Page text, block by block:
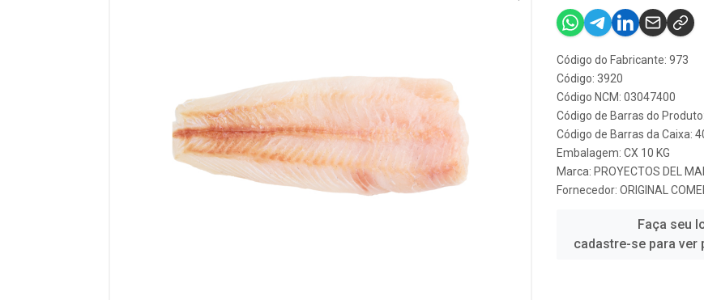
Código do Fabricante: 973
Código: 3920
Código NCM: 03047400
Código de Barras do
Código de Barras da Caixa:
Embalagem: CX 10 KG
Marca: PROYECTOS DEL
Fornecedor: ORIGINAL
Faça seu
cadastre-se para ver